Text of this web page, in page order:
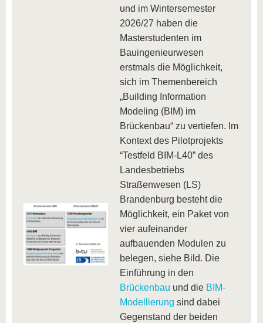
und im Wintersemester
2026/27 haben die
Masterstudenten im
Bauingenieurwesen
erstmals die Möglichkeit,
sich im Themenbereich
„Building Information
Modeling (BIM) im
Brückenbau“ zu vertiefen. Im
Kontext des Pilotprojekts
“Testfeld BIM-L40” des
Landesbetriebs
Straßenwesen (LS)
Brandenburg besteht die
Möglichkeit, ein Paket von
vier aufeinander
aufbauenden Modulen zu
belegen, siehe Bild. Die
Einführung in den
Brückenbau und die BIM-
Modellierung sind dabei
Gegenstand der beiden